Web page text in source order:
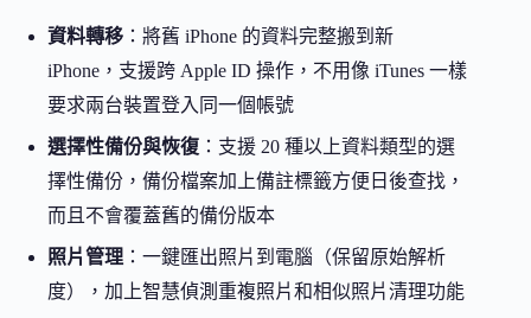
資料轉移 ：將舊 iPhone 的資料完整搬到新
iPhone，支援跨 Apple ID 操作，不用像 iTunes 一樣
要求兩台裝置登入同一個帳號
選擇性備份與恢復 ：支援 20 種以上資料類型的選
擇性備份，備份檔案加上備註標籤方便日後查找，
而且不會覆蓋舊的備份版本
照片管理 ：一鍵匯出照片到電腦（保留原始解析
度），加上智慧偵測重複照片和相似照片清理功能